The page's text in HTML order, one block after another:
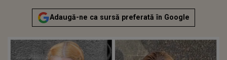
Adaugă-ne ca sursă preferată în Google